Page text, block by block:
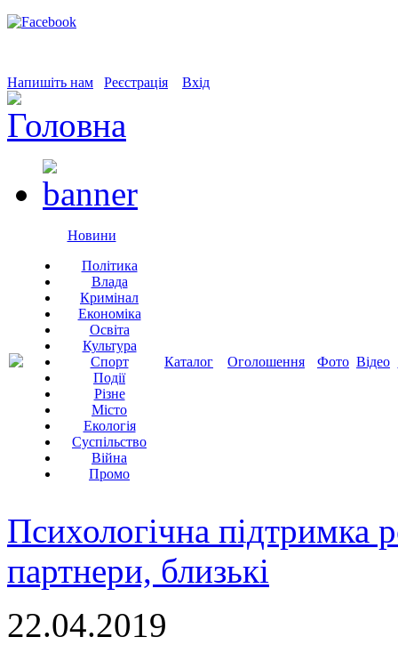
Напишіть нам Реєстрація Вхід
Новини
Політика
Влада
Кримінал
Економіка
Освіта
Культура
Спорт
Події
Різне
Місто
Екологія
Суспільство
Війна
Промо
Каталог Оголошення Фото Відео
Психологічна підтримка
партнери, близькі
22.04.2019